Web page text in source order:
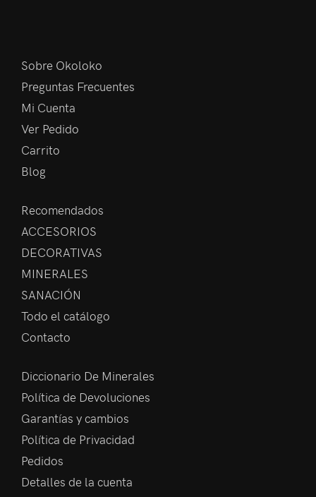
Sobre Okoloko
Preguntas Frecuentes
Mi Cuenta
Ver Pedido
Carrito
Blog
Recomendados
ACCESORIOS
DECORATIVAS
MINERALES
SANACIÓN
Todo el catálogo
Contacto
Diccionario De Minerales
Política de Devoluciones
Garantías y cambios
Política de Privacidad
Pedidos
Detalles de la cuenta